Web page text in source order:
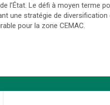
l’État. Le défi à moyen terme
une stratégie de
pour la zone CEMAC.